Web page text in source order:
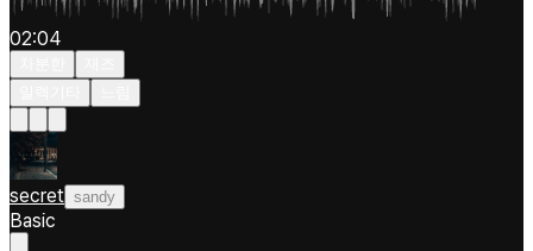
02:04
secret sandy
Basic